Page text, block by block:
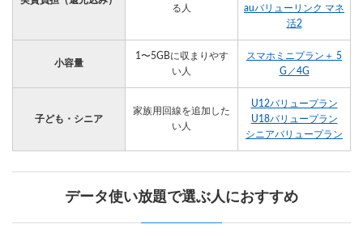
る人
auバリューリンク マネ
活2
小容量
1〜5GBに収まりやす
い人
スマホミニプラン＋ 5
G／4G
子ども・シニア
家族用回線を追加した
い人
U12バリュープラン
U18バリュープラン
シニアバリュープラン
データ使い放題で選ぶ人におすすめ